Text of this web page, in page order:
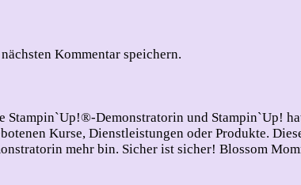
Kommentar speichern.
Demonstratorin und Stampin`Up!
Kurse, Dienstleistungen oder Produkte.
mehr bin. Sicher ist sicher! Blossom